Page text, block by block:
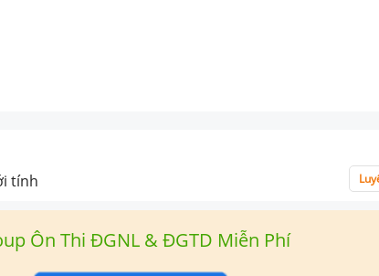
tính
Ôn Thi ĐGNL & ĐGTD Miễn Phí